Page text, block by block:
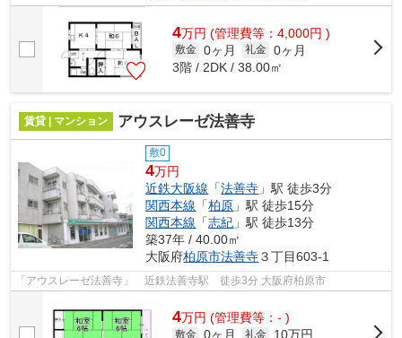
4万円 (管理費等：4,000円 )
敷金 0ヶ月 礼金 0ヶ月
3階 / 2DK / 38.00㎡
賃貸 | マンション アウスレーゼ法善寺
敷0
4万円
近鉄大阪線 「法善寺 」駅 徒歩3分
関西本線 「柏原 」駅 徒歩15分
関西本線 「志紀 」駅 徒歩13分
築37年 / 40.00㎡
大阪府柏原市法善寺３丁目603-1
「アウスレーゼ法善寺」 近鉄法善寺駅 徒歩3分 大阪府柏原市
4万円 (管理費等：- )
敷金 0ヶ月 礼金
10万円